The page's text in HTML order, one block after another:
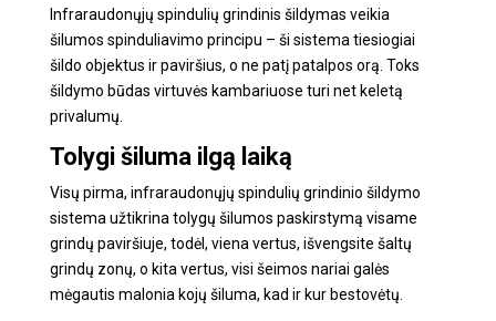
Infraraudonųjų spindulių grindinis šildymas veikia
šilumos spinduliavimo principu – ši sistema tiesiogiai
šildo objektus ir paviršius, o ne patį patalpos orą. Toks
šildymo būdas virtuvės kambariuose turi net keletą
privalumų.
Tolygi šiluma ilgą laiką
Visų pirma, infraraudonųjų spindulių grindinio šildymo
sistema užtikrina tolygų šilumos paskirstymą visame
grindų paviršiuje, todėl, viena vertus, išvengsite šaltų
grindų zonų, o kita vertus, visi šeimos nariai galės
mėgautis malonia kojų šiluma, kad ir kur bestovėtų.